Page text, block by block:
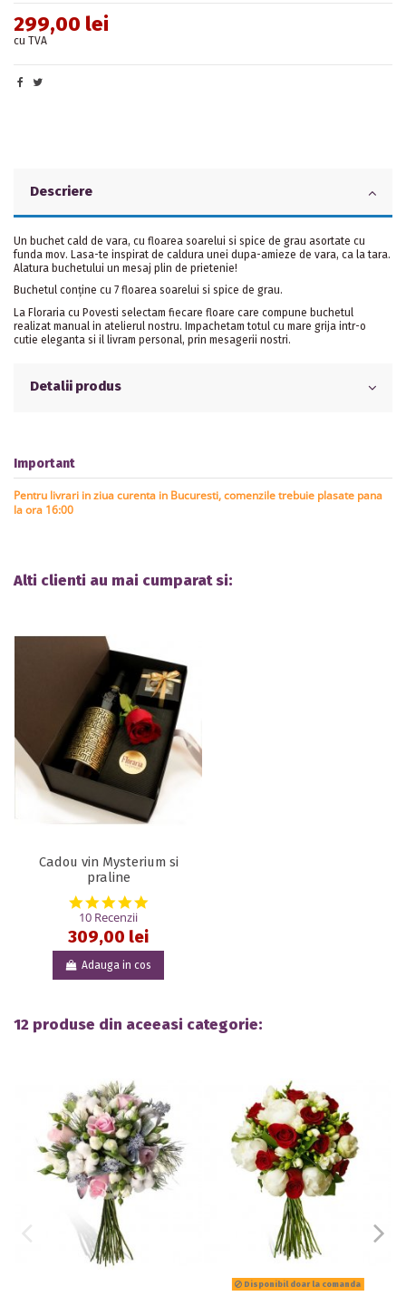
299,00 lei
cu TVA
Descriere
Un buchet cald de vara, cu floarea soarelui si spice de grau asortate cu
funda mov. Lasa-te inspirat de caldura unei dupa-amieze de vara, ca la tara.
Alatura buchetului un mesaj plin de prietenie!
Buchetul conține cu 7 floarea soarelui si spice de grau.
La Floraria cu Povesti selectam fiecare floare care compune buchetul
realizat manual in atelierul nostru. Impachetam totul cu mare grija intr-o
cutie eleganta si il livram personal, prin mesagerii nostri.
Detalii produs
Important
Pentru livrari in ziua curenta in Bucuresti, comenzile trebuie plasate pana
la ora 16:00
Alti clienti au mai cumparat si:
Cadou vin Mysterium si
praline
5.0 star rating
10 Recenzii
309,00 lei
Adauga in cos
12 produse din aceeasi categorie:
Disponibil doar la comanda